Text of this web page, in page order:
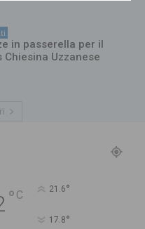
in passerella per il
Chiesina Uzzanese
° C 21.6°
17.8°